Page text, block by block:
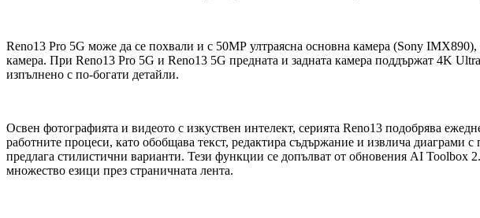
Reno13 Pro 5G може да се похвали и с 50МР ултраясна основна камера (Sony
камера. При Reno13 Pro 5G и Reno13 5G предната и задната камера поддържат 4K
изпълнено с по-богати детайли.
Освен фотографията и видеото с изкуствен интелект, серията Reno13 подобрява
работните процеси, като обобщава текст, редактира съдържание и извлича
предлага стилистични варианти. Тези функции се допълват от обновения AI Toolbox
множество езици през страничната лента.